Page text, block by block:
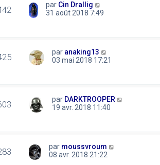
par Cin Drallig
31 août 2018 7:49
par anaking13
03 mai 2018 17:21
par DARKTROOPER
19 avr. 2018 11:40
par moussvroum
08 avr. 2018 21:22